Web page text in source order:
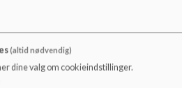
(altid nødvendig)
dine valg om cookieindstillinger.